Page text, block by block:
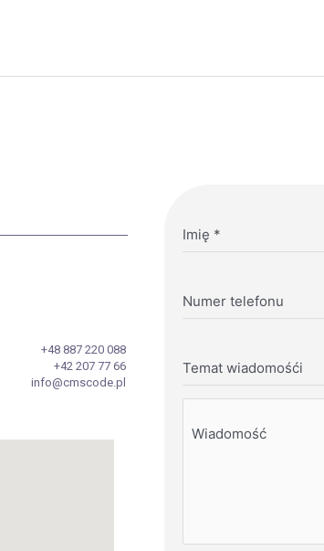
+48 887 220 088
+42 207 77 66
info@cmscode.pl
Imię *
Numer telefonu
Temat wiadomośći
Wiadomość